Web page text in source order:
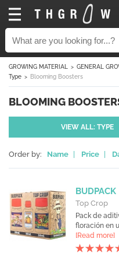
GROWING MATERIAL GENERAL
Type
Blooming Boosters
BLOOMING
VIEW ALL: TYPE
Order by: Name Price
BUDPACK
Top Crop
Pack de
floración en
[Read more]